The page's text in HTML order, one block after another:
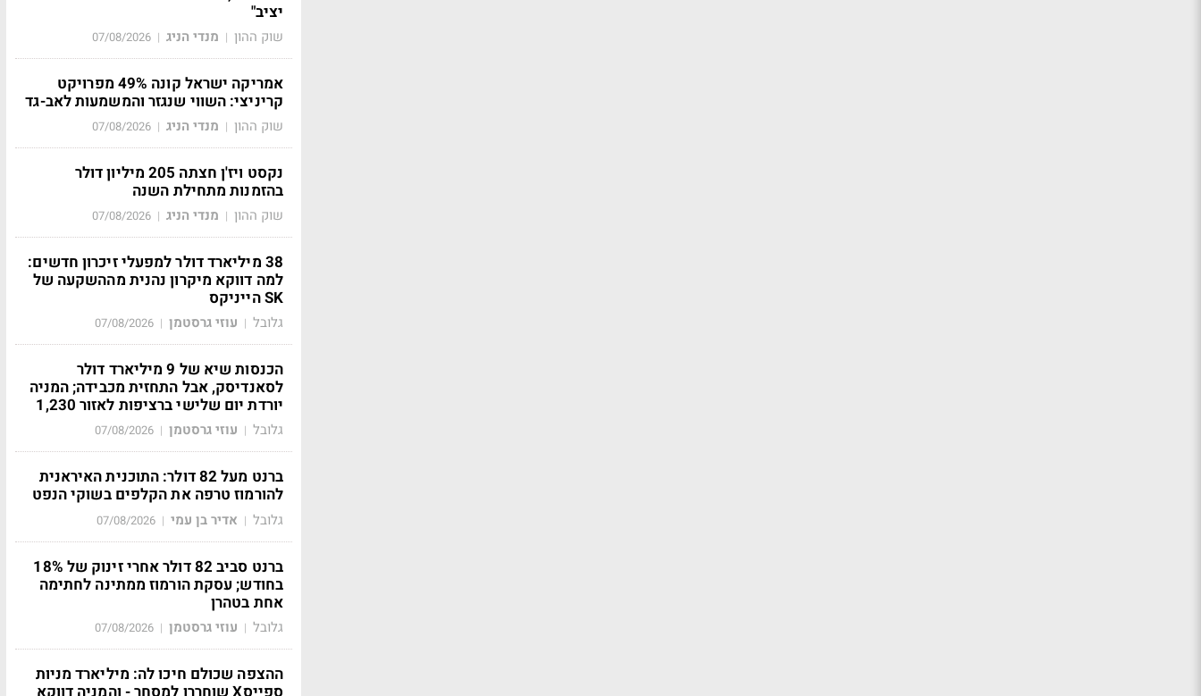
יציב"
שוק ההון | מנדי הניג |
07/08/2026
אמריקה ישראל קונה 49% מפרויקט
קריניצי: השווי שנגזר והמשמעות לאב-גד
שוק ההון | מנדי הניג |
07/08/2026
נקסט ויז'ן חצתה 205 מיליון דולר
בהזמנות מתחילת השנה
שוק ההון | מנדי הניג |
07/08/2026
38 מיליארד דולר למפעלי זיכרון חדשים:
למה דווקא מיקרון נהנית מההשקעה של
SK הייניקס
גלובל | עוזי גרסטמן |
07/08/2026
הכנסות שיא של 9 מיליארד דולר
לסאנדיסק, אבל התחזית מכבידה; המניה
יורדת יום שלישי ברציפות לאזור 1,230
גלובל | עוזי גרסטמן |
07/08/2026
ברנט מעל 82 דולר: התוכנית האיראנית
להורמוז טרפה את הקלפים בשוקי הנפט
גלובל | אדיר בן עמי |
07/08/2026
ברנט סביב 82 דולר אחרי זינוק של 18%
בחודש; עסקת הורמוז ממתינה לחתימה
אחת בטהרן
גלובל | עוזי גרסטמן |
07/08/2026
ההצפה שכולם חיכו לה: מיליארד מניות